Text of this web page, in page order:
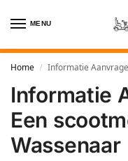
MENU
Home / Informatie
Informatie
Een
Wassenaar